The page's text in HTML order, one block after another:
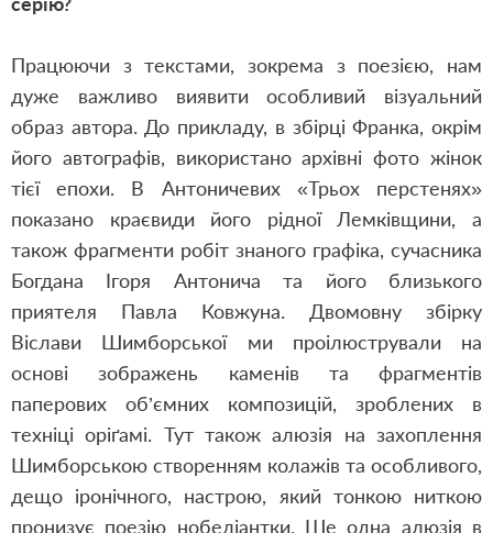
Працюючи з текстами, зокрема з поезією, нам
дуже важливо виявити особливий візуальний
образ автора. До прикладу, в збірці Франка, окрім
його автографів, використано архівні фото жінок
тієї епохи. В Антоничевих «Трьох перстенях»
показано краєвиди його рідної Лемківщини, а
також фрагменти робіт знаного графіка, сучасника
Богдана Ігоря Антонича та його близького
приятеля Павла Ковжуна. Двомовну збірку
Віслави Шимборської ми проілюстрували на
основі зображень каменів та фрагментів
паперових об’ємних композицій, зроблених в
техніці оріґамі. Тут також алюзія на захоплення
Шимборською створенням колажів та особливого,
дещо іронічного, настрою, який тонкою ниткою
пронизує поезію нобеліантки. Ще одна алюзія в